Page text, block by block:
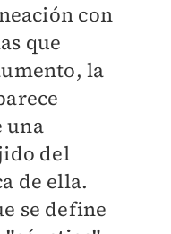
con
que
la
una
del
de ella.
se define